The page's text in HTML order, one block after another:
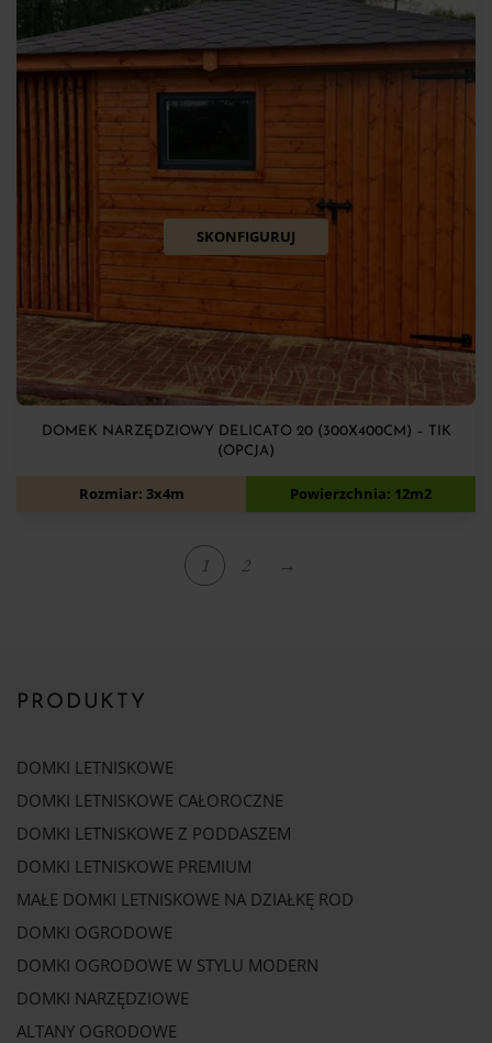
SKONFIGURUJ
DOMEK NARZĘDZIOWY DELICATO 20 (300X400CM) – TIK
(OPCJA)
7 900zł
Rozmiar: 3x4m Powierzchnia: 12m2
1 2 →
PRODUKTY
DOMKI LETNISKOWE
DOMKI LETNISKOWE CAŁOROCZNE
DOMKI LETNISKOWE Z PODDASZEM
DOMKI LETNISKOWE PREMIUM
MAŁE DOMKI LETNISKOWE NA DZIAŁKĘ ROD
DOMKI OGRODOWE
DOMKI OGRODOWE W STYLU MODERN
DOMKI NARZĘDZIOWE
ALTANY OGRODOWE